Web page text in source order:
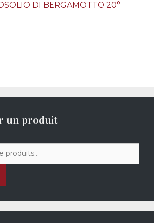
DI BERGAMOTTO 20°
un produit